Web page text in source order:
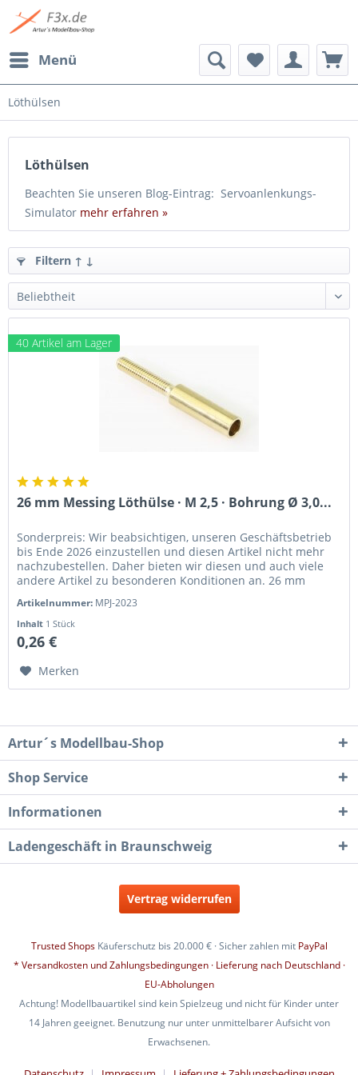
Menü
Löthülsen
Löthülsen
Beachten Sie unseren Blog-Eintrag: Servoanlenkungs-
Simulator mehr erfahren »
Filtern ↑ ↓
40 Artikel am Lager
26 mm Messing Löthülse · M 2,5 · Bohrung Ø 3,0...
Sonderpreis: Wir beabsichtigen, unseren Geschäftsbetrieb
bis Ende 2026 einzustellen und diesen Artikel nicht mehr
nachzubestellen. Daher bieten wir diesen und auch viele
andere Artikel zu besonderen Konditionen an. 26 mm
Artikelnummer: MPJ-2023
Inhalt 1 Stück
0,26 €
Merken
Artur´s Modellbau-Shop
Shop Service
Informationen
Ladengeschäft in Braunschweig
Vertrag widerrufen
Trusted ShopsKäuferschutz bis 20.000 € · Sicher zahlen mit PayPal
* Versandkosten und Zahlungsbedingungen · Lieferung nach Deutschland ·
EU-Abholungen
Achtung! Modellbauartikel sind kein Spielzeug und nicht für Kinder unter
14 Jahren geeignet. Benutzung nur unter unmittelbarer Aufsicht von
Erwachsenen.